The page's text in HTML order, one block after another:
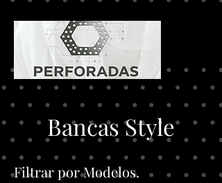
Bancas Style
Filtrar por Modelos.